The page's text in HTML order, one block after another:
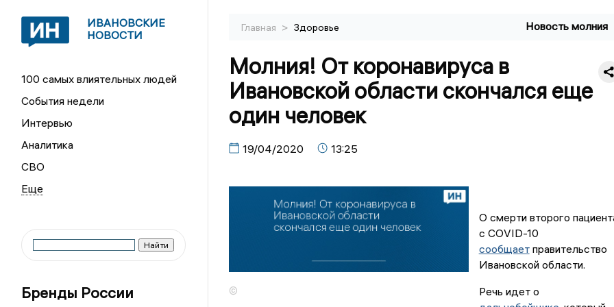
ИВАНОВСКИЕ
НОВОСТИ
100 самых влиятельных людей
События недели
Интервью
Аналитика
СВО
Бренды России
Главная > Здоровье Новость молния
Молния! От коронавируса в
Ивановской области скончался еще
один человек
19/04/2020 13:25
©
О смерти второго
с COVID-10
сообщаетправительство
Ивановской области.
Речь идет о